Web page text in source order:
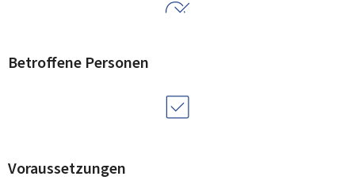
Betroffene Personen
Voraussetzungen